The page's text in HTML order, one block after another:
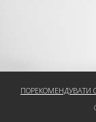
ПОРЕКОМЕНДУВАТИ